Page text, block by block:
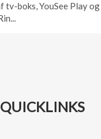
tv-boks, YouSee Play og
QUICKLINKS